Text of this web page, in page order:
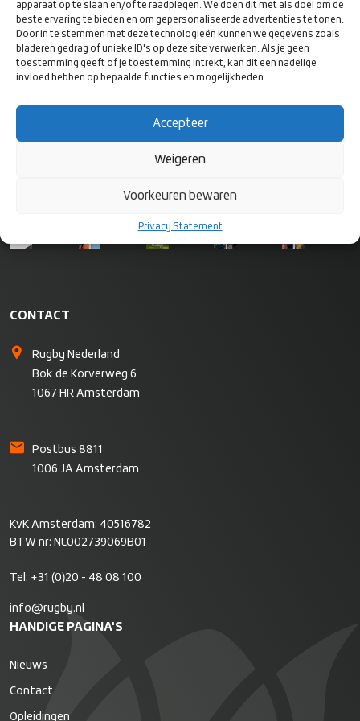
apparaat op te slaan en/of te raadplegen. We doen dit met als doel om de
beste ervaring te bieden en om gepersonaliseerde advertenties te tonen.
Door in te stemmen met deze technologieën kunnen we gegevens zoals
bladeren gedrag of unieke ID's op deze site verwerken. Als je geen
toestemming geeft of je toestemming intrekt, kan dit een nadelige
invloed hebben op bepaalde functies en mogelijkheden.
Accepteer
Weigeren
Voorkeuren bewaren
Privacy Statement
VOLG ONS
MEDIA
CONTACT
Rugby Nederland
Bok de Korverweg 6
1067 HR Amsterdam
Postbus 8811
1006 JA Amsterdam
KvK Amsterdam: 40516782
BTW nr: NL002739069B01
Tel: +31 (0)20 - 48 08 100
info@rugby.nl
HANDIGE PAGINA'S
Nieuws
Contact
Opleidingen